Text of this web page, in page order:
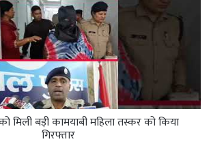
मिली बड़ी कामयाबी महिला तस्कर को किया
गिरफ्तार